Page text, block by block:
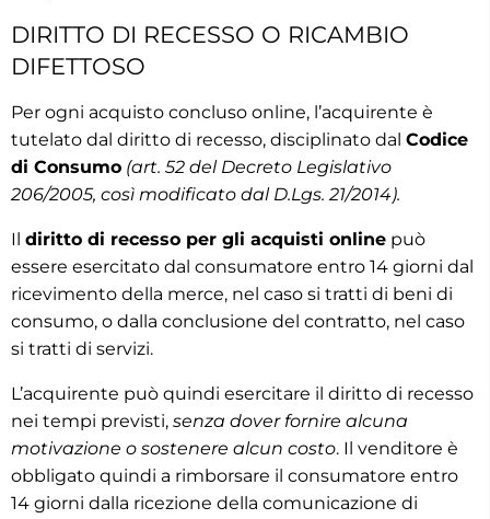
DIRITTO DI RECESSO O RICAMBIO
DIFETTOSO
Per ogni acquisto concluso online, l’acquirente è
tutelato dal diritto di recesso, disciplinato dal Codice
di Consumo (art. 52 del Decreto Legislativo
206/2005, così modificato dal D.Lgs. 21/2014).
Il diritto di recesso per gli acquisti online può
essere esercitato dal consumatore entro 14 giorni dal
ricevimento della merce, nel caso si tratti di beni di
consumo, o dalla conclusione del contratto, nel caso
si tratti di servizi.
L’acquirente può quindi esercitare il diritto di recesso
nei tempi previsti, senza dover fornire alcuna
motivazione o sostenere alcun costo. Il venditore è
obbligato quindi a rimborsare il consumatore entro
14 giorni dalla ricezione della comunicazione di